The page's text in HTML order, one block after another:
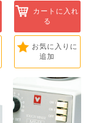
カートに入れ
る
お気に入りに
追加